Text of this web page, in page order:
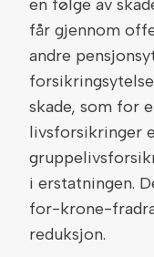
en følge av
får gjennom
andre
skade, som for
livsforsikringer
i erstatningen.
for-krone-
reduksjon.